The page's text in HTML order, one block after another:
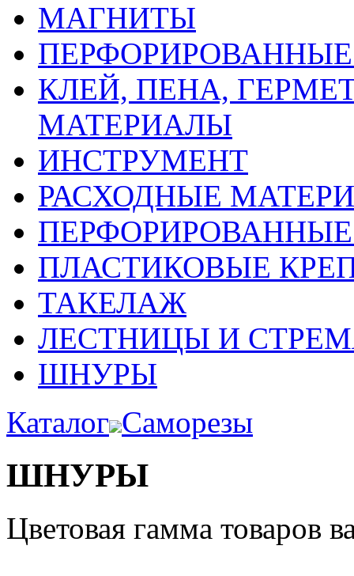
МАГНИТЫ
КЛЕЙ, ПЕНА,
МАТЕРИАЛЫ
ИНСТРУМЕНТ
РАСХОДНЫЕ
ПЛАСТИКОВЫЕ
ТАКЕЛАЖ
ЛЕСТНИЦЫ И
ШНУРЫ
Каталог Саморезы
ШНУРЫ
Цветовая гамма товаров